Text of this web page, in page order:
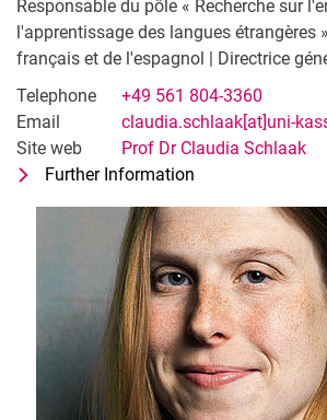
Responsable du pôle « Recherche sur
l'apprentissage des langues étrangères
français et de l'espagnol | Directrice
Telephone
+49 561 804-3360
Email
claudia.schlaak[at]uni-
Site web
Prof Dr Claudia Schlaak
Further Information